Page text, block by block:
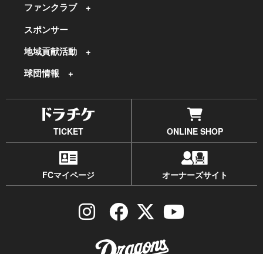
ファンクラブ
スポンサー
地域貢献活動
球団情報
TICKET ONLINE SHOP
FCマイページ オーナーズサイト